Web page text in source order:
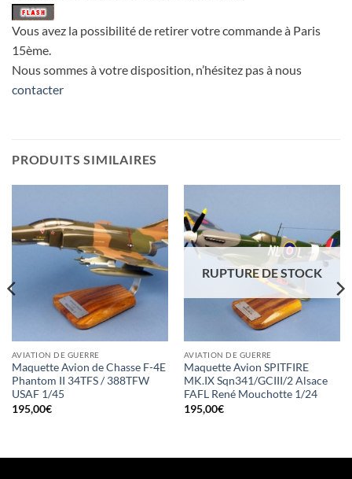
Vous avez la possibilité de retirer votre commande à Paris
15ème.
Nous sommes à votre disposition, n’hésitez pas à nous
contacter
PRODUITS SIMILAIRES
AVIATION DE GUERRE
Maquette Avion de Chasse F-4E
Phantom II 34TFS / 388TFW
USAF 1/45
195,00€
RUPTURE DE STOCK
AVIATION DE GUERRE
Maquette Avion SPITFIRE
MK.IX Sqn341/GCIII/2 Alsace
FAFL René Mouchotte 1/24
195,00€